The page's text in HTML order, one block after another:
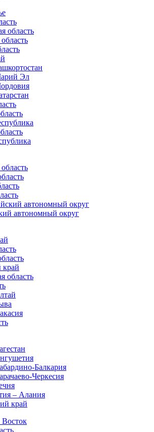
область
Эл
автономный округ
автономный округ
край
область
Балкария
Черкесия
– Алания
край